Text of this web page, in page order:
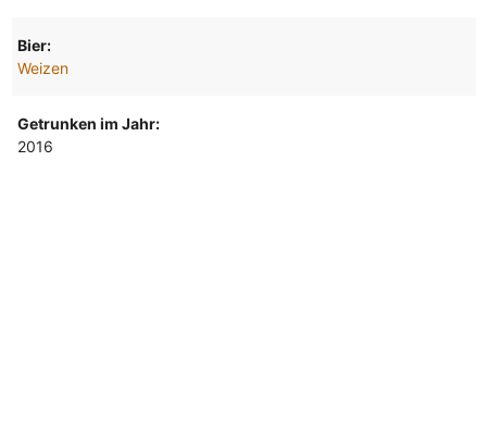
Bier:
Weizen
Getrunken im Jahr:
2016